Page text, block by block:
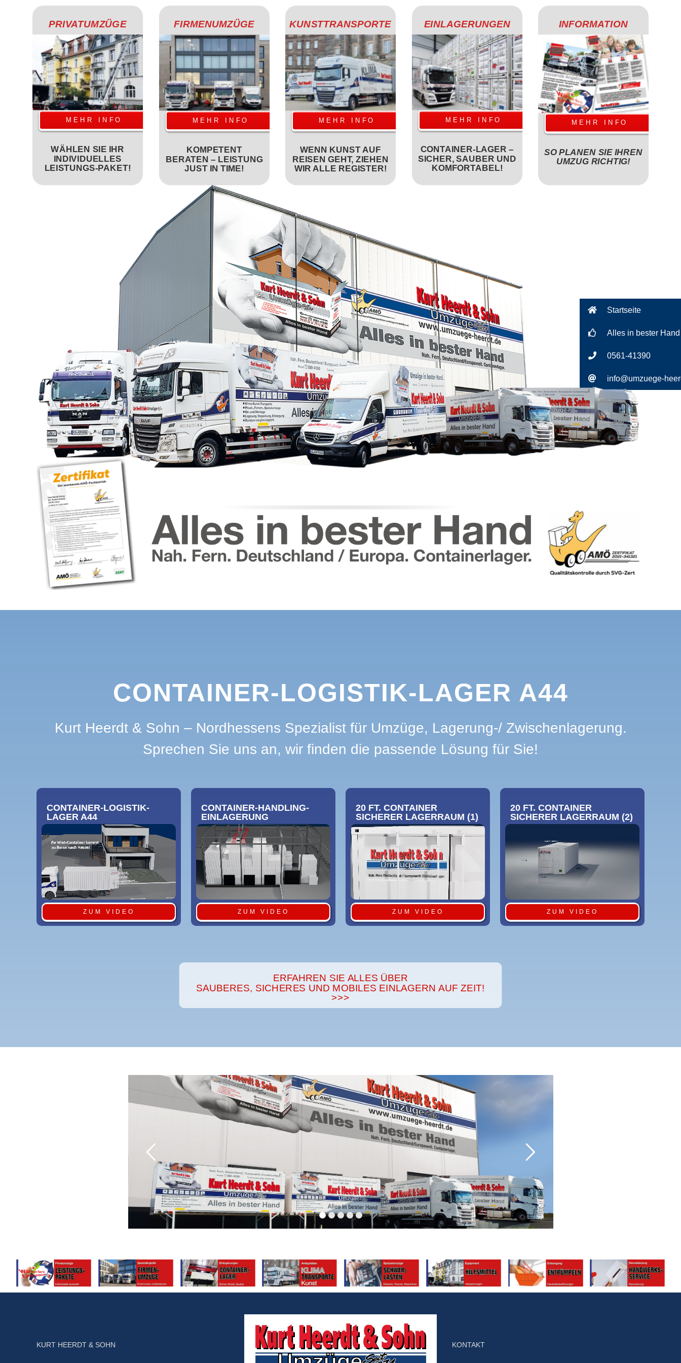
PRIVATUMZÜGE
MEHR INFO
WÄHLEN SIE IHR
INDIVIDUELLES
LEISTUNGS-PAKET!
FIRMENUMZÜGE
MEHR INFO
KOMPETENT
BERATEN – LEISTUNG
JUST IN TIME!
KUNSTTRANSPORTE
MEHR INFO
WENN KUNST AUF
REISEN GEHT, ZIEHEN
WIR ALLE REGISTER!
EINLAGERUNGEN
MEHR INFO
CONTAINER-LAGER –
SICHER, SAUBER UND
KOMFORTABEL!
INFORMATION
MEHR INFO
SO PLANEN SIE IHREN
UMZUG RICHTIG!
CONTAINER-LOGISTIK-LAGER A44
Kurt Heerdt & Sohn – Nordhessens Spezialist für Umzüge, Lagerung-/ Zwischenlagerung.
Sprechen Sie uns an, wir finden die passende Lösung für Sie!
CONTAINER-LOGISTIK-
LAGER A44
ZUM VIDEO
CONTAINER-HANDLING-
EINLAGERUNG
ZUM VIDEO
20 FT. CONTAINER
SICHERER LAGERRAUM (1)
ZUM VIDEO
20 FT. CONTAINER
SICHERER LAGERRAUM (2)
ZUM VIDEO
ERFAHREN SIE ALLES ÜBER
SAUBERES, SICHERES UND MOBILES EINLAGERN AUF ZEIT!
>>>
KURT HEERDT & SOHN KONTAKT
Startseite
Alles in bester Hand
0561-41390
info@umzuege-